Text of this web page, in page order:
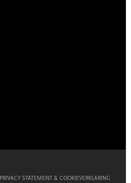
PRIVACY STATEMENT & COOKIEVERKLARING